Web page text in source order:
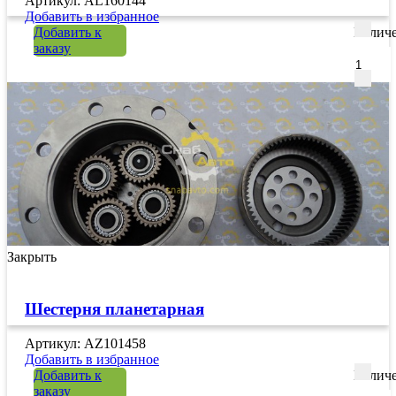
Добавить в избранное
Добавить к
заказу
Закрыть
Шестерня планетарная
Артикул: AZ101458
Добавить в избранное
Добавить к
заказу